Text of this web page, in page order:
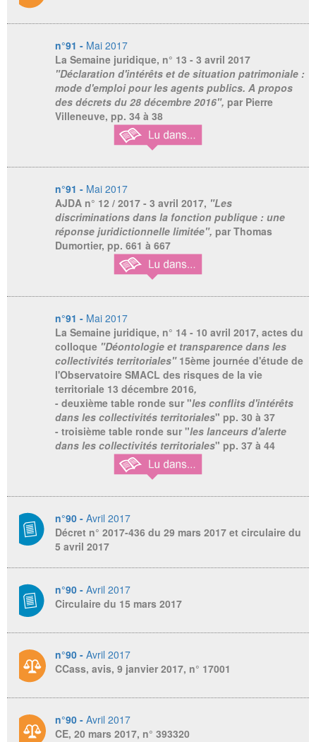
n°91 - Mai 2017
La Semaine juridique, n° 13 - 3 avril 2017
"Déclaration d'intérêts et de situation patrimoniale :
mode d'emploi pour les agents publics. A propos
des décrets du 28 décembre 2016", par Pierre
Villeneuve, pp. 34 à 38
n°91 - Mai 2017
AJDA n° 12 / 2017 - 3 avril 2017, "Les
discriminations dans la fonction publique : une
réponse juridictionnelle limitée", par Thomas
Dumortier, pp. 661 à 667
n°91 - Mai 2017
La Semaine juridique, n° 14 - 10 avril 2017, actes du
colloque "Déontologie et transparence dans les
collectivités territoriales" 15ème journée d'étude de
l'Observatoire SMACL des risques de la vie
territoriale 13 décembre 2016,
- deuxième table ronde sur "les conflits d'intérêts
dans les collectivités territoriales" pp. 30 à 37
- troisième table ronde sur "les lanceurs d'alerte
dans les collectivités territoriales" pp. 37 à 44
n°90 - Avril 2017
Décret n° 2017-436 du 29 mars 2017 et circulaire du
5 avril 2017
n°90 - Avril 2017
Circulaire du 15 mars 2017
n°90 - Avril 2017
CCass, avis, 9 janvier 2017, n° 17001
n°90 - Avril 2017
CE, 20 mars 2017, n° 393320